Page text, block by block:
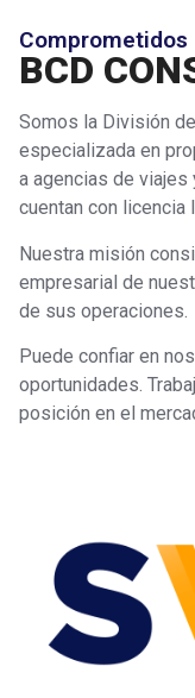
BCD
Somos la División
especializada en
a agencias de
cuentan con licencia
Nuestra misión
empresarial de
de sus operaciones.
Puede confiar en
oportunidades.
posición en el